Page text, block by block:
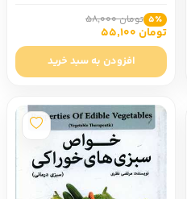
5٪ تومان 58,000
تومان 55,100
افزودن به سبد خرید